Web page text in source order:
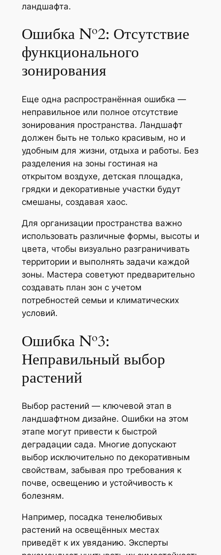
ландшафта.
Ошибка №2: Отсутствие
функционального
зонирования
Еще одна распространённая ошибка —
неправильное или полное отсутствие
зонирования пространства. Ландшафт
должен быть не только красивым, но и
удобным для жизни, отдыха и работы. Без
разделения на зоны гостиная на
открытом воздухе, детская площадка,
грядки и декоративные участки будут
смешаны, создавая хаос.
Для организации пространства важно
использовать различные формы, высоты и
цвета, чтобы визуально разграничивать
территории и выполнять задачи каждой
зоны. Мастера советуют предварительно
создавать план зон с учетом
потребностей семьи и климатических
условий.
Ошибка №3:
Неправильный выбор
растений
Выбор растений — ключевой этап в
ландшафтном дизайне. Ошибки на этом
этапе могут привести к быстрой
деградации сада. Многие допускают
выбор исключительно по декоративным
свойствам, забывая про требования к
почве, освещению и устойчивость к
болезням.
Например, посадка тенелюбивых
растений на освещённых местах
приведёт к их увяданию. Эксперты